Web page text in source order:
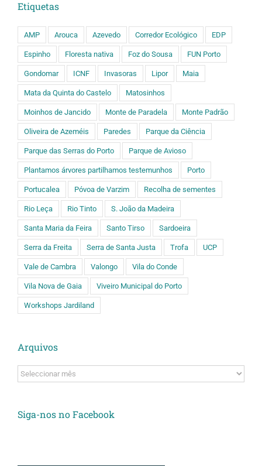
Etiquetas
AMP Arouca Azevedo Corredor Ecológico EDP
Espinho Floresta nativa Foz do Sousa FUN Porto
Gondomar ICNF Invasoras Lipor Maia
Mata da Quinta do Castelo Matosinhos
Moinhos de Jancido Monte de Paradela Monte Padrão
Oliveira de Azeméis Paredes Parque da Ciência
Parque das Serras do Porto Parque de Avioso
Plantamos árvores partilhamos testemunhos Porto
Portucalea Póvoa de Varzim Recolha de sementes
Rio Leça Rio Tinto S. João da Madeira
Santa Maria da Feira Santo Tirso Sardoeira
Serra da Freita Serra de Santa Justa Trofa UCP
Vale de Cambra Valongo Vila do Conde
Vila Nova de Gaia Viveiro Municipal do Porto
Workshops Jardiland
Arquivos
Arquivos
Siga-nos no Facebook